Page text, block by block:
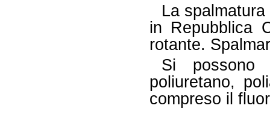
La
in Repubblica
rotante.
Si possono
poliuretano,
compreso il